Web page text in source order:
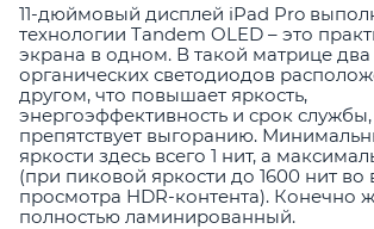
11-дюймовый дисплей iPad Pro
технологии Tandem OLED – это
экрана в одном. В такой матрице два
органических светодиодов
другом, что повышает яркость,
энергоэффективность и срок
препятствует выгоранию.
яркости здесь всего 1 нит, а
(при пиковой яркости до 1600 нит во
просмотра HDR-контента). Конечно
полностью ламинированный.